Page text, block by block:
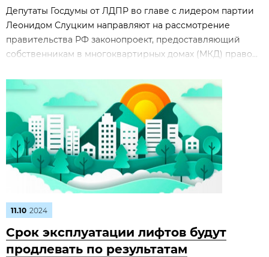
Депутаты Госдумы от ЛДПР во главе с лидером партии
Леонидом Слуцким направляют на рассмотрение
правительства РФ законопроект, предоставляющий
собственникам в многоквартирных домах (МКД) право...
11.10 2024
Срок эксплуатации лифтов будут
продлевать по результатам